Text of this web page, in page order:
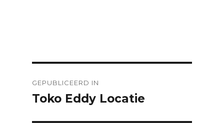
navigatie
GEPUBLICEERD IN
Toko Eddy Locatie